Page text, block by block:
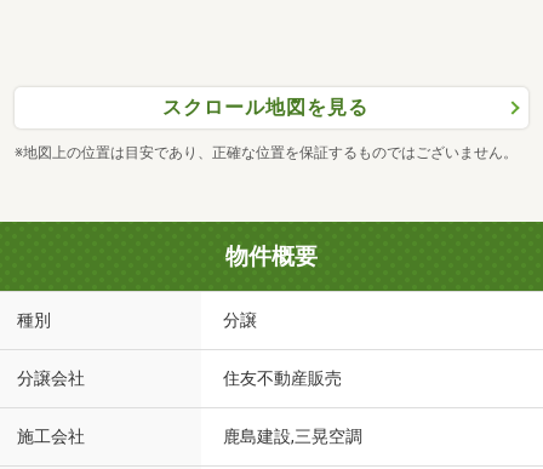
スクロール地図を見る
※地図上の位置は目安であり、正確な位置を保証するものではございません。
物件概要
種別 分譲
分譲会社 住友不動産販売
施工会社 鹿島建設,三晃空調